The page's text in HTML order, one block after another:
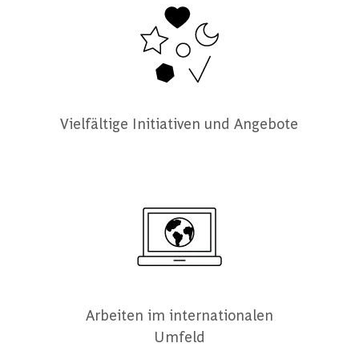
Vielfältige Initiativen und Angebote
Arbeiten im internationalen
Umfeld